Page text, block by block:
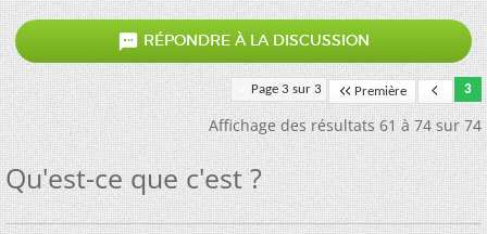
 RÉPONDRE À LA DISCUSSION
Page 3 sur 3 Première 3
Affichage des résultats 61 à 74 sur 74
Qu'est-ce que c'est ?